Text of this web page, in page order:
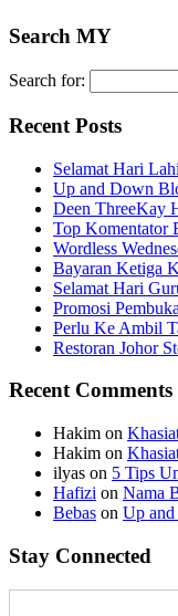
Search MY
Search for:
Recent Posts
Selamat Hari
Up and Down
Deen ThreeKay
Top Komentator
Wordless
Bayaran Ketiga
Selamat Hari
Promosi
Perlu Ke Ambil
Restoran Johor
Recent Comments
Hakim on
Hakim on
ilyas on 5 Tips
Hafizi on Nama
Bebas on Up
Stay Connected